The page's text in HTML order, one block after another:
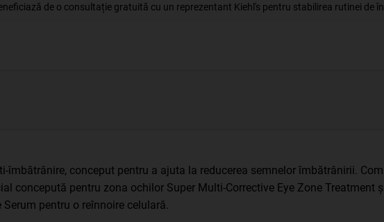
de o consultație gratuită cu un reprezentant Kiehl's pentru stabilirea rutinei de
îmbătrânire, conceput pentru a ajuta la reducerea semnelor îmbătrânirii.
concepută pentru zona ochilor Super Multi-Corrective Eye Zone Treatment
pentru o reînnoire celulară.